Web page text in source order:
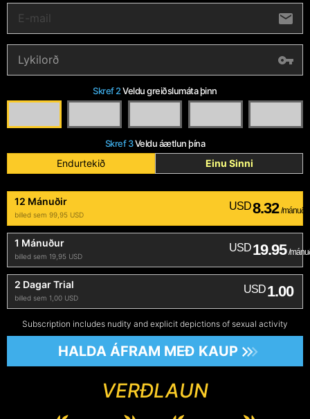
Skref 2Veldu greiðslumáta þinn
Skref 3Veldu áætlun þína
Endurtekið Einu Sinni
12 Mánuðir
billed sem 99,95 USD
USD8.32 /mánuði
1 Mánuður
billed sem 19,95 USD
USD19.95 /
2 Dagar Trial
billed sem 1,00 USD
USD1.00
Subscription includes nudity and explicit depictions of sexual activity
HALDA ÁFRAM MEÐ KAUP
VERÐLAUN